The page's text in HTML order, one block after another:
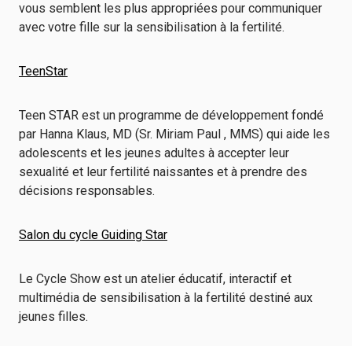
vous semblent les plus appropriées pour communiquer
avec votre fille sur la sensibilisation à la fertilité.
TeenStar
Teen STAR est un programme de développement fondé
par Hanna Klaus, MD (Sr. Miriam Paul , MMS) qui aide les
adolescents et les jeunes adultes à accepter leur
sexualité et leur fertilité naissantes et à prendre des
décisions responsables.
Salon du cycle Guiding Star
Le Cycle Show est un atelier éducatif, interactif et
multimédia de sensibilisation à la fertilité destiné aux
jeunes filles.